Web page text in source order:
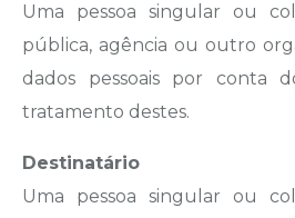
Uma pessoa singular ou
pública, agência ou outro
dados pessoais por conta
tratamento destes.
Destinatário
Uma pessoa singular ou